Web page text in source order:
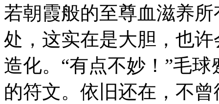
若朝霞般的至尊血滋养
处，这实在是大胆，也
造化。“有点不妙！”毛
的符文。依旧还在，不